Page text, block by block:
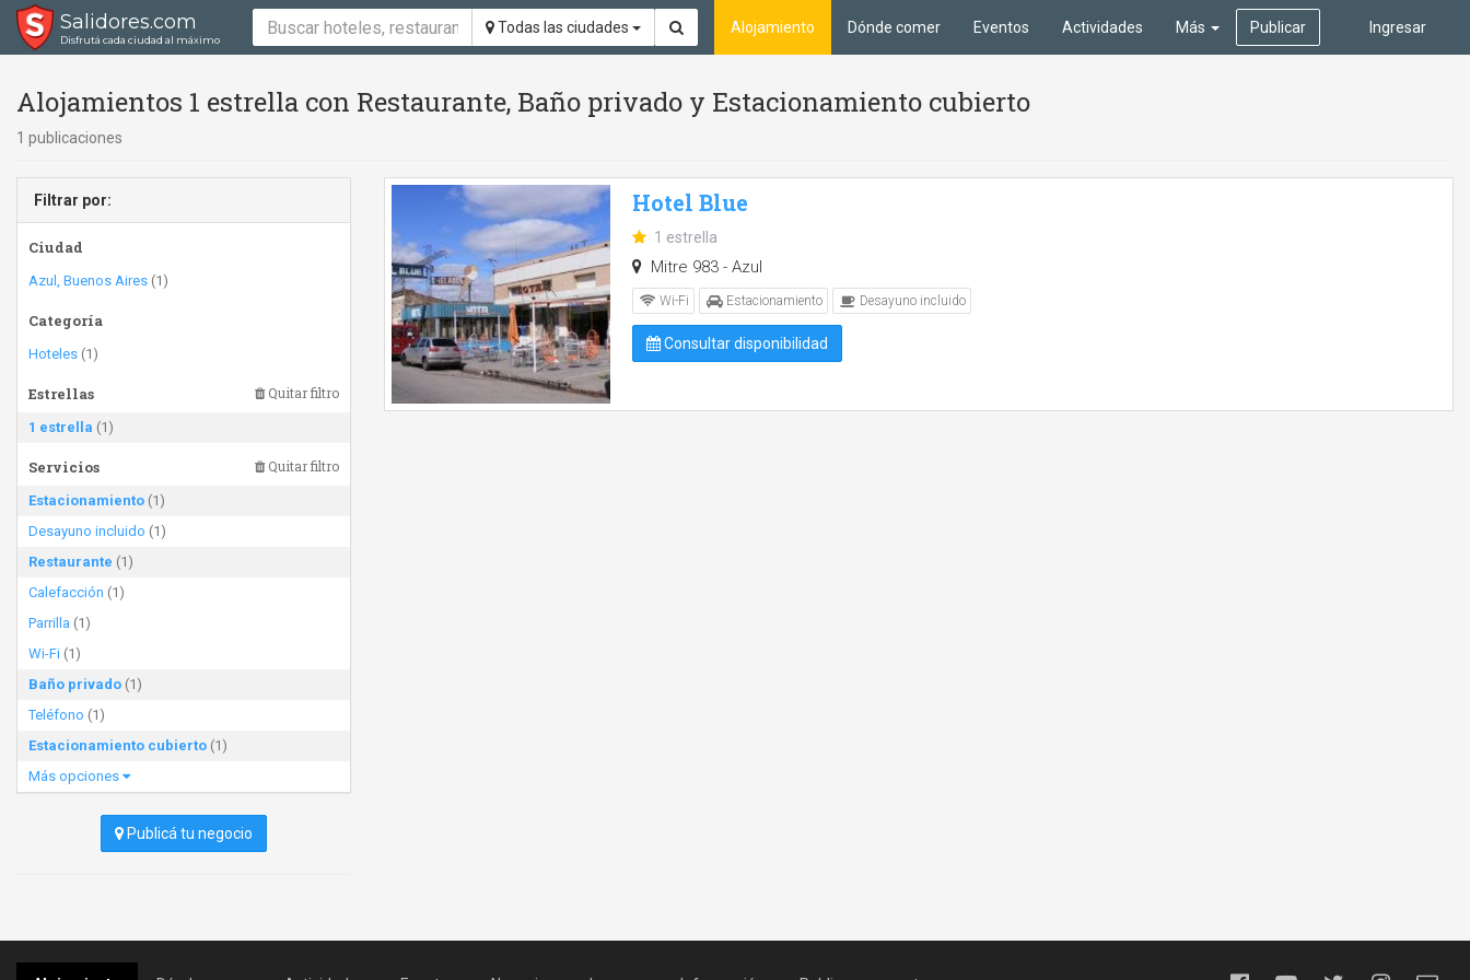
Salidores.com
Disfrutá cada ciudad al máximo
Todas las ciudades Ingresar
Alojamiento Dónde comer Eventos Actividades Más Publicar
Alojamientos 1 estrella con Restaurante, Baño privado y Estacionamiento cubierto
1 publicaciones
Filtrar por:
Ciudad
Azul, Buenos Aires (1)
Categoría
Hoteles (1)
Estrellas Quitar filtro
1 estrella (1)
Servicios Quitar filtro
Estacionamiento (1)
Desayuno incluido (1)
Restaurante (1)
Calefacción (1)
Parrilla (1)
Wi-Fi (1)
Baño privado (1)
Teléfono (1)
Estacionamiento cubierto (1)
Más opciones
Publicá tu negocio
Hotel Blue
1 estrella
Mitre 983 - Azul
Wi-Fi Estacionamiento Desayuno incluido
Consultar disponibilidad